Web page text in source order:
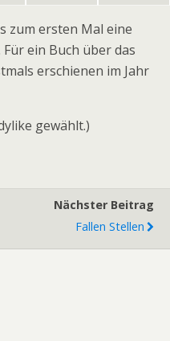
zum ersten Mal eine
ein Buch über das
erschienen im Jahr
gewählt.)
Nächster Beitrag
Fallen Stellen